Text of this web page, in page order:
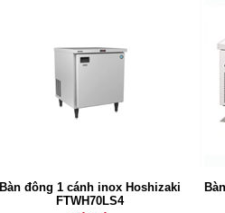
Bàn đông 1 cánh inox Hoshizaki
FTWH70LS4